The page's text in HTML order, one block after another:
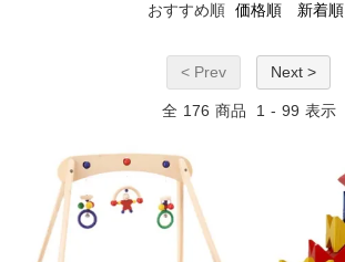
おすすめ順 価格順 新着順
< Prev Next >
全 176 商品 1 - 99 表示